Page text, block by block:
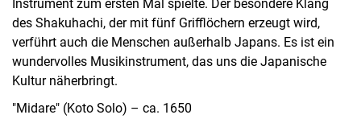
Instrument zum ersten Mal spielte. Der besondere Klang
des Shakuhachi, der mit fünf Grifflöchern erzeugt wird,
verführt auch die Menschen außerhalb Japans. Es ist ein
wundervolles Musikinstrument, das uns die Japanische
Kultur näherbringt.
"Midare" (Koto Solo) – ca. 1650